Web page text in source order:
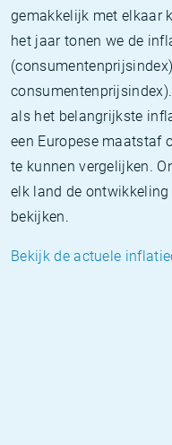
gemakkelijk met elkaar
het jaar tonen we de
als het belangrijkste
een Europese maatstaf
te kunnen vergelijken.
elk land de
bekijken.
Bekijk de actuele